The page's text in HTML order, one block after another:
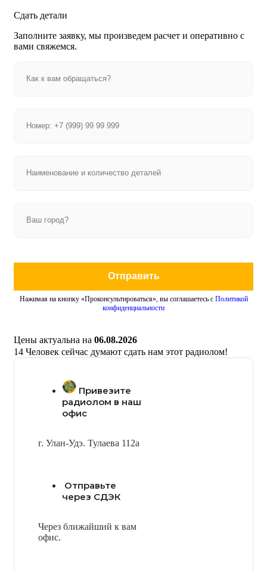
Сдать детали
Заполните заявку, мы произведем расчет и оперативно с
вами свяжемся.
Отправить
Нажимая на кнопку «Проконсультироваться», вы соглашаетесь с Политикой
конфиденциальности
Цены актуальна на 06.08.2026
14 Человек сейчас думают сдать нам этот радиолом!
Привезите
радиолом в наш
офис
г. Улан-Удэ. Тулаева 112а
Отправьте
через СДЭК
Через ближайший к вам
офис.